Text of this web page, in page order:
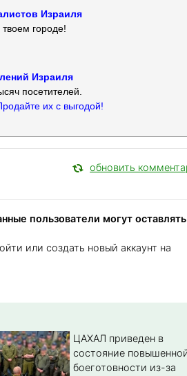
Израиля
городе!
Израиля
посетителей.
их с выгодой!
обновить
пользователи могут оставлять
или создать новый аккаунт на
ЦАХАЛ приведен в
состояние
боеготовности из-за